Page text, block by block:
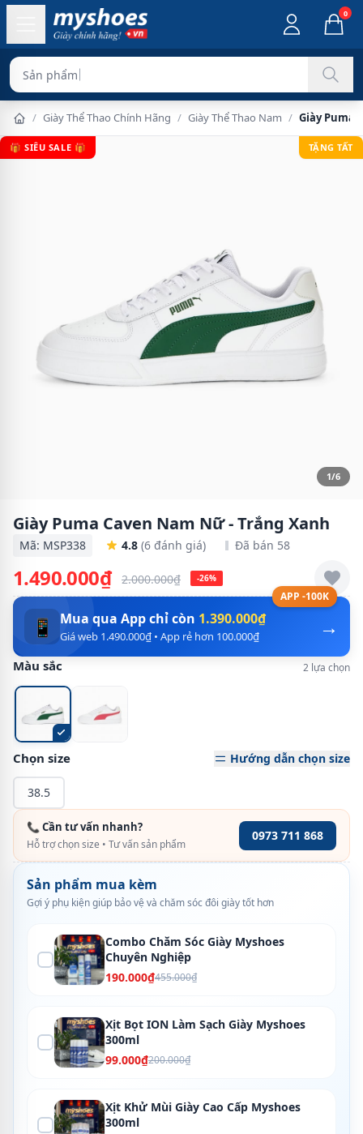
0
Sản phẩm chính hãn
/ Giày Thể Thao Chính Hãng / Giày Thể Thao Nam / Giày Puma
🎁 SIÊU SALE 🎁 TẶNG TẤT
1/6
Giày Puma Caven Nam Nữ - Trắng Xanh
Mã: MSP338 4.8 (6 đánh giá) Đã bán 58
1.490.000₫ 2.000.000₫ -26%
APP -100K
→
📱 Mua qua App chỉ còn 1.390.000₫
Giá web 1.490.000₫ • App rẻ hơn 100.000₫
Màu sắc 2 lựa chọn
Chọn size Hướng dẫn chọn size
38.5
📞 Cần tư vấn nhanh?
Hỗ trợ chọn size • Tư vấn sản phẩm
0973 711 868
Sản phẩm mua kèm
Gợi ý phụ kiện giúp bảo vệ và chăm sóc đôi giày tốt hơn
Combo Chăm Sóc Giày Myshoes
Chuyên Nghiệp
190.000₫455.000₫
Xịt Bọt ION Làm Sạch Giày Myshoes
300ml
99.000₫200.000₫
Xịt Khử Mùi Giày Cao Cấp Myshoes
300ml